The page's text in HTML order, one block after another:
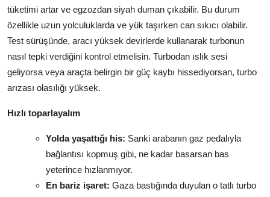
tüketimi artar ve egzozdan siyah duman çıkabilir. Bu durum
özellikle uzun yolculuklarda ve yük taşırken can sıkıcı olabilir.
Test sürüşünde, aracı yüksek devirlerde kullanarak turbonun
nasıl tepki verdiğini kontrol etmelisin. Turbodan ıslık sesi
geliyorsa veya araçta belirgin bir güç kaybı hissediyorsan, turbo
arızası olasılığı yüksek.
Hızlı toparlayalım
Yolda yaşattığı his: Sanki arabanın gaz pedalıyla
bağlantısı kopmuş gibi, ne kadar basarsan bas
yeterince hızlanmıyor.
En bariz işaret: Gaza bastığında duyulan o tatlı turbo